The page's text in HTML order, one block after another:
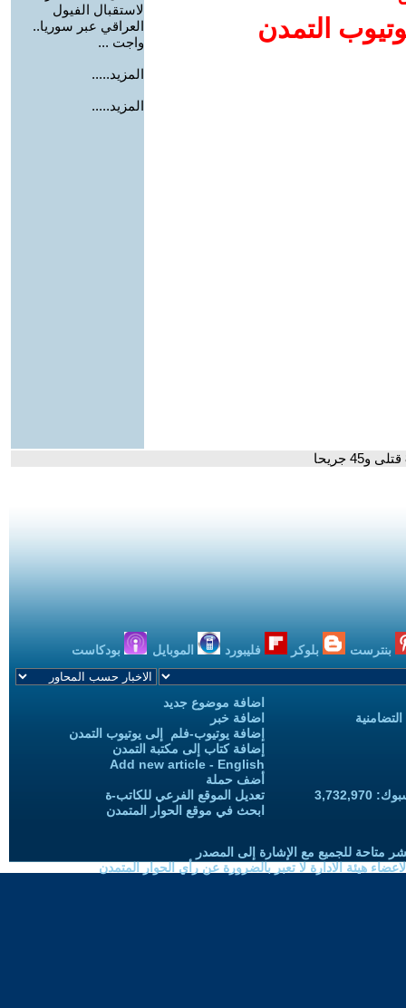
التمدن
لاستقبال الفيول
العراقي عبر سوريا..
واجت ...
المزيد.....
المزيد.....
بنترست بلوكر فليبورد الموبايل بودكاست
اضافة موضوع جديد
اضافة خبر
إضافة يوتيوب-فلم إلى يوتيوب التمدن
إضافة كتاب إلى مكتبة التمدن
Add new article - English
أضف حملة
تعديل الموقع الفرعي للكاتب-ة
ابحث في موقع الحوار المتمدن
متاحة للجميع مع الإشارة إلى المصدر
هيئة الادارة لا تعبر بالضرورة عن رأي الحوار المتمدن